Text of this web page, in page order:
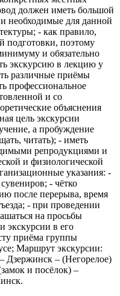
должен иметь большой
необходимые для данной
- как правило,
подготовки, поэтому
и обязательно
экскурсию в лекцию у
различные приёмы
профессиональное
и со
объяснения
цель экскурсии
а пробуждение
читать); - иметь
репродукциями и
и физиологической
указания: -
- чётко
после перерыва, время
- при проведении
на просьбы
экскурсии в его
приёма группы
Маршрут экскурсии:
Дзержинск – (Негорелое)
и посёлок) –